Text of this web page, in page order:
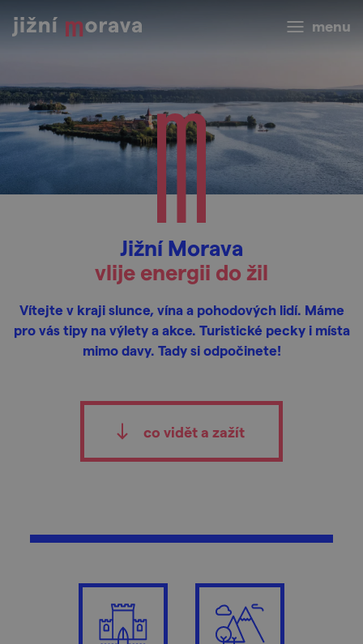
menu
Jižní Morava
vlije energii do žil
Vítejte v kraji slunce, vína a pohodových lidí. Máme
pro vás tipy na výlety a akce. Turistické pecky i místa
mimo davy. Tady si odpočinete!
co vidět a zažít